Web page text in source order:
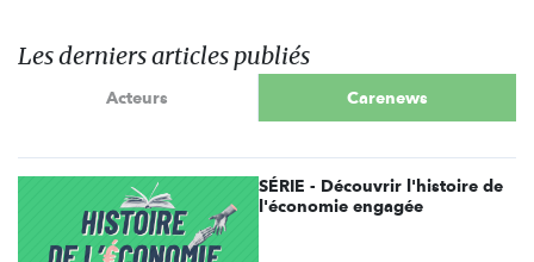
Les derniers articles publiés
Acteurs Carenews
SÉRIE - Découvrir l'histoire de
l'économie engagée